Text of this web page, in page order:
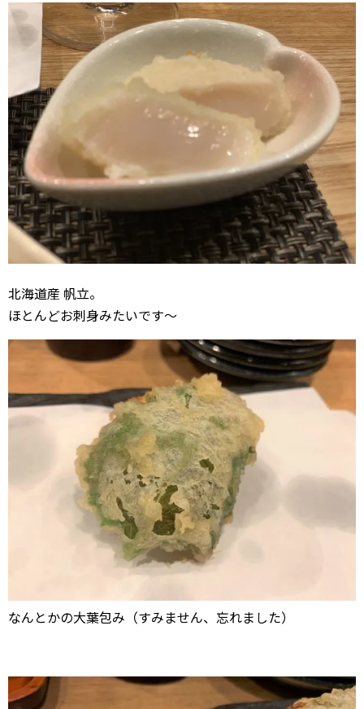
北海道産 帆立。
ほとんどお刺身みたいです～
なんとかの大葉包み（すみません、忘れました）